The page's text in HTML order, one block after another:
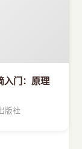
入门：原理
版社